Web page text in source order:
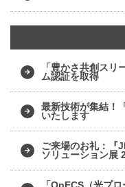
「豊かさ共創ス
ム認証を取得
最新技術が集結！
いたします
ご来場のお礼：『
ソリューション展